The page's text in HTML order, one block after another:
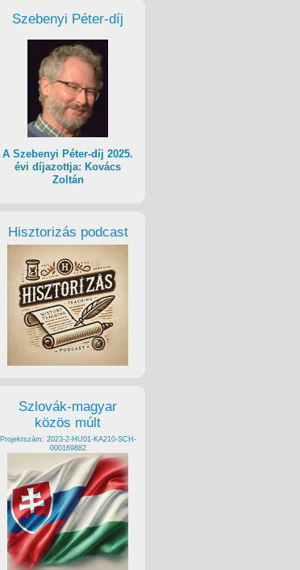
Szebenyi Péter-díj
A Szebenyi Péter-díj 2025.
évi díjazottja: Kovács
Zoltán
Hisztorizás podcast
Szlovák-magyar
közös múlt
Projektszám: 2023-2-HU01-KA210-SCH-
000169882